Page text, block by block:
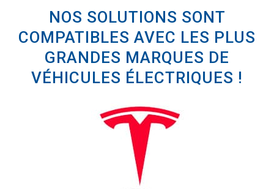
NOS SOLUTIONS SONT
COMPATIBLES AVEC LES PLUS
GRANDES MARQUES DE
VÉHICULES ÉLECTRIQUES !